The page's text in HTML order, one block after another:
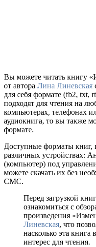
Вы можете читать книгу
от автора Лина Линевская
для себя формате (fb2, txt,
подходят для чтения на
компьютерах, телефонах
аудиокнига, то вы также
формате.
Доступные форматы книг,
различных устройствах:
(компьютер) под
можете скачать их без
СМС.
Перед загрузкой
ознакомиться с
произведения
Линевская, что
насколько эта
интерес для чтения.